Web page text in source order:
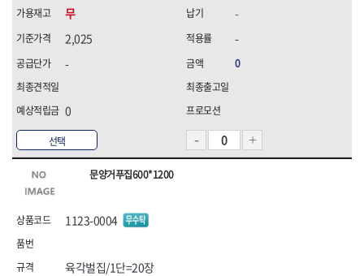
선택
무
2,025
-
0
-
-
0
문양거푸집600*1200
1123-0004
육각벌집/1단=20장